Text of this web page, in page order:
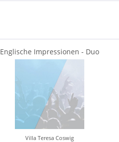
Englische Impressionen - Duo
Dauenhauer Kuen
Villa Teresa Coswig